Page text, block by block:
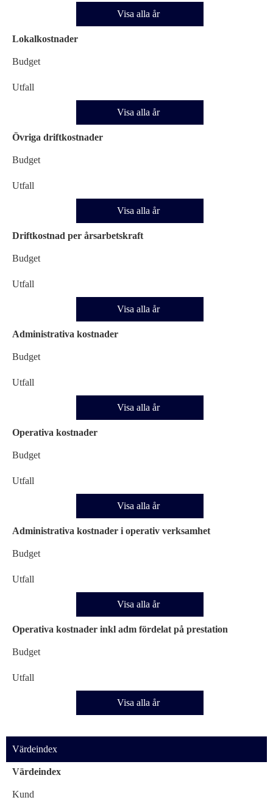
Visa alla år
Lokalkostnader
Budget
Utfall
Visa alla år
Övriga driftkostnader
Budget
Utfall
Visa alla år
Driftkostnad per årsarbetskraft
Budget
Utfall
Visa alla år
Administrativa kostnader
Budget
Utfall
Visa alla år
Operativa kostnader
Budget
Utfall
Visa alla år
Administrativa kostnader i operativ verksamhet
Budget
Utfall
Visa alla år
Operativa kostnader inkl adm fördelat på prestation
Budget
Utfall
Visa alla år
Värdeindex
Värdeindex
Kund